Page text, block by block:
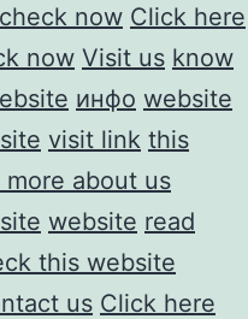
check now Click here
now Visit us know
инфо website
visit link this
more about us
website read
this website
us Click here